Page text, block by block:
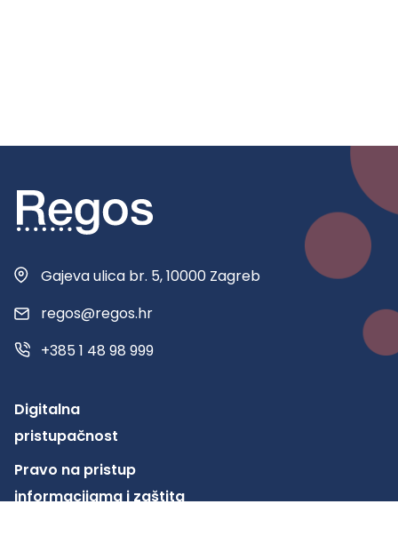
Gajeva ulica br. 5, 10000 Zagreb
regos@regos.hr
+385 1 48 98 999
Digitalna
pristupačnost
Pravo na pristup
informacijama i zaštita